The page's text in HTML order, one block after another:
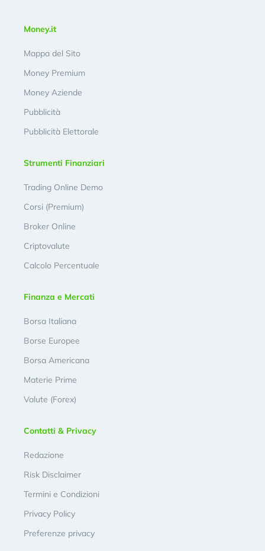
Money.it
Mappa del Sito
Money Premium
Money Aziende
Pubblicità
Pubblicità Elettorale
Strumenti Finanziari
Trading Online Demo
Corsi (Premium)
Broker Online
Criptovalute
Calcolo Percentuale
Finanza e Mercati
Borsa Italiana
Borse Europee
Borsa Americana
Materie Prime
Valute (Forex)
Contatti & Privacy
Redazione
Risk Disclaimer
Termini e Condizioni
Privacy Policy
Preferenze privacy